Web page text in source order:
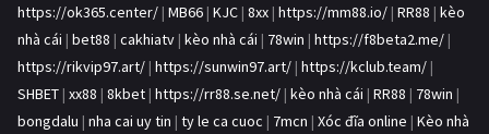
https://ok365.center/ | MB66 | KJC | 8xx | https://mm88.io/ | RR88 | kèo
nhà cái | bet88 | cakhiatv | kèo nhà cái | 78win | https://f8beta2.me/ |
https://rikvip97.art/ | https://sunwin97.art/ | https://kclub.team/ |
SHBET | xx88 | 8kbet | https://rr88.se.net/ | kèo nhà cái | RR88 | 78win |
bongdalu | nha cai uy tin | ty le ca cuoc | 7mcn | Xóc đĩa online | Kèo nhà